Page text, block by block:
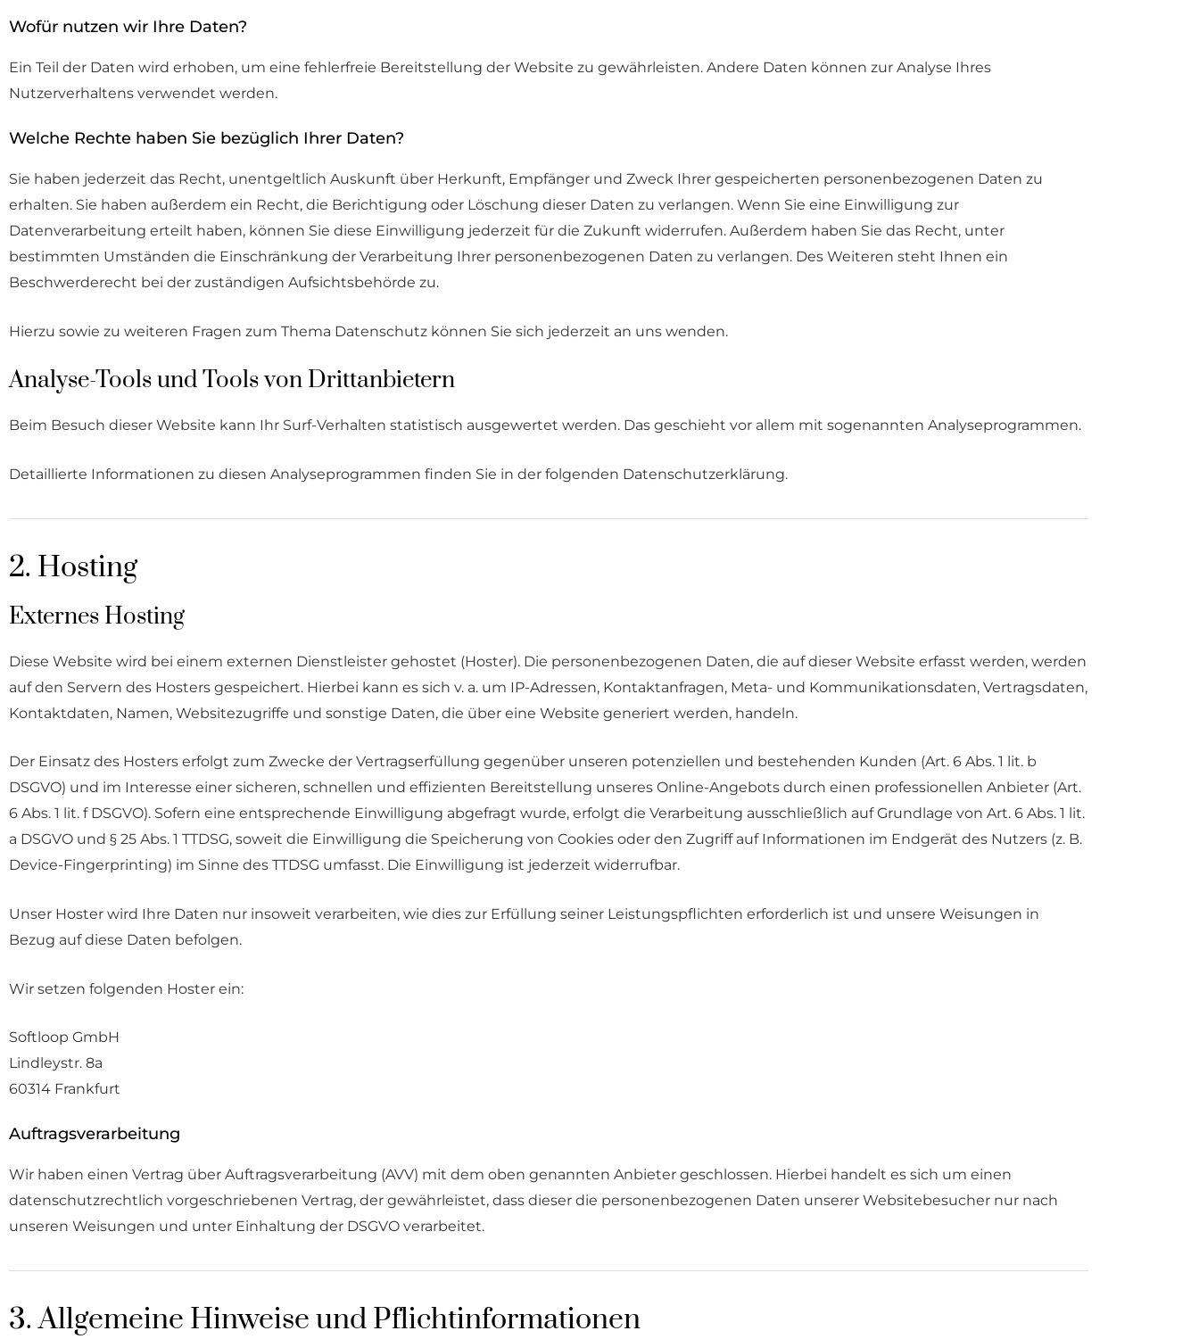
Wofür nutzen wir Ihre Daten?
Ein Teil der Daten wird erhoben, um eine fehlerfreie Bereitstellung der Website zu gewährleisten. Andere Daten können zur Analyse Ihres
Nutzerverhaltens verwendet werden.
Welche Rechte haben Sie bezüglich Ihrer Daten?
Sie haben jederzeit das Recht, unentgeltlich Auskunft über Herkunft, Empfänger und Zweck Ihrer gespeicherten personenbezogenen Daten zu
erhalten. Sie haben außerdem ein Recht, die Berichtigung oder Löschung dieser Daten zu verlangen. Wenn Sie eine Einwilligung zur
Datenverarbeitung erteilt haben, können Sie diese Einwilligung jederzeit für die Zukunft widerrufen. Außerdem haben Sie das Recht, unter
bestimmten Umständen die Einschränkung der Verarbeitung Ihrer personenbezogenen Daten zu verlangen. Des Weiteren steht Ihnen ein
Beschwerderecht bei der zuständigen Aufsichtsbehörde zu.
Hierzu sowie zu weiteren Fragen zum Thema Datenschutz können Sie sich jederzeit an uns wenden.
Analyse-Tools und Tools von Dritt­anbietern
Beim Besuch dieser Website kann Ihr Surf-Verhalten statistisch ausgewertet werden. Das geschieht vor allem mit sogenannten Analyseprogrammen.
Detaillierte Informationen zu diesen Analyseprogrammen finden Sie in der folgenden Datenschutzerklärung.
2. Hosting
Externes Hosting
Diese Website wird bei einem externen Dienstleister gehostet (Hoster). Die personenbezogenen Daten, die auf dieser Website erfasst werden, werden
auf den Servern des Hosters gespeichert. Hierbei kann es sich v. a. um IP-Adressen, Kontaktanfragen, Meta- und Kommunikationsdaten, Vertragsdaten,
Kontaktdaten, Namen, Websitezugriffe und sonstige Daten, die über eine Website generiert werden, handeln.
Der Einsatz des Hosters erfolgt zum Zwecke der Vertragserfüllung gegenüber unseren potenziellen und bestehenden Kunden (Art. 6 Abs. 1 lit. b
DSGVO) und im Interesse einer sicheren, schnellen und effizienten Bereitstellung unseres Online-Angebots durch einen professionellen Anbieter (Art.
6 Abs. 1 lit. f DSGVO). Sofern eine entsprechende Einwilligung abgefragt wurde, erfolgt die Verarbeitung ausschließlich auf Grundlage von Art. 6 Abs. 1 lit.
a DSGVO und § 25 Abs. 1 TTDSG, soweit die Einwilligung die Speicherung von Cookies oder den Zugriff auf Informationen im Endgerät des Nutzers (z. B.
Device-Fingerprinting) im Sinne des TTDSG umfasst. Die Einwilligung ist jederzeit widerrufbar.
Unser Hoster wird Ihre Daten nur insoweit verarbeiten, wie dies zur Erfüllung seiner Leistungspflichten erforderlich ist und unsere Weisungen in
Bezug auf diese Daten befolgen.
Wir setzen folgenden Hoster ein:
Softloop GmbH
Lindleystr. 8a
60314 Frankfurt
Auftragsverarbeitung
Wir haben einen Vertrag über Auftragsverarbeitung (AVV) mit dem oben genannten Anbieter geschlossen. Hierbei handelt es sich um einen
datenschutzrechtlich vorgeschriebenen Vertrag, der gewährleistet, dass dieser die personenbezogenen Daten unserer Websitebesucher nur nach
unseren Weisungen und unter Einhaltung der DSGVO verarbeitet.
3. Allgemeine Hinweise und Pflicht­informationen